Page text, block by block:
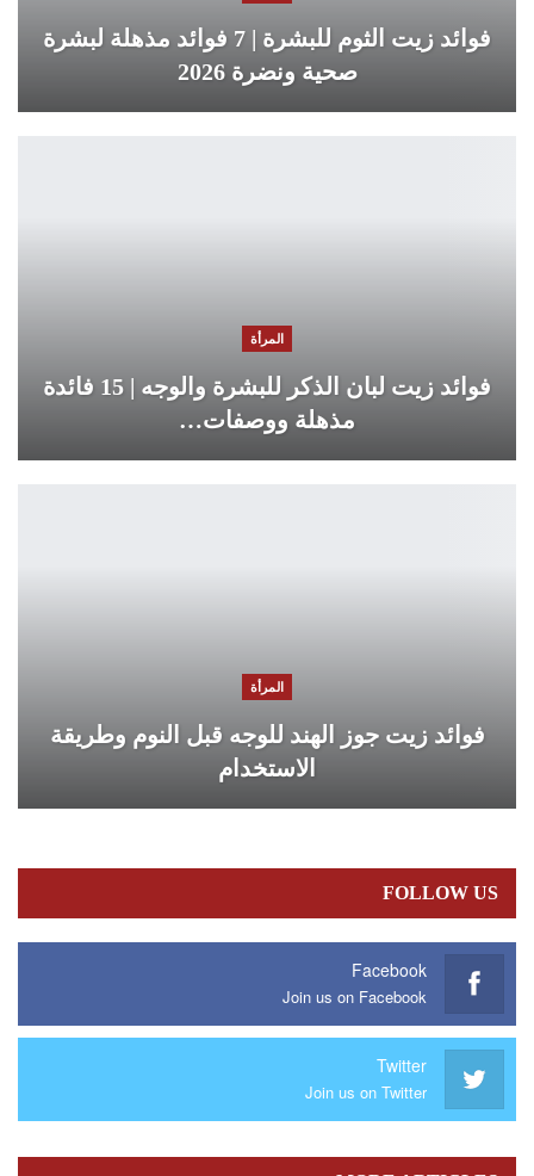
فوائد زيت الثوم للبشرة | 7 فوائد مذهلة لبشرة
صحية ونضرة 2026
المرأة
فوائد زيت لبان الذكر للبشرة والوجه | 15 فائدة
مذهلة ووصفات…
المرأة
فوائد زيت جوز الهند للوجه قبل النوم وطريقة
الاستخدام
FOLLOW US
Facebook
Join us on Facebook
Twitter
Join us on Twitter